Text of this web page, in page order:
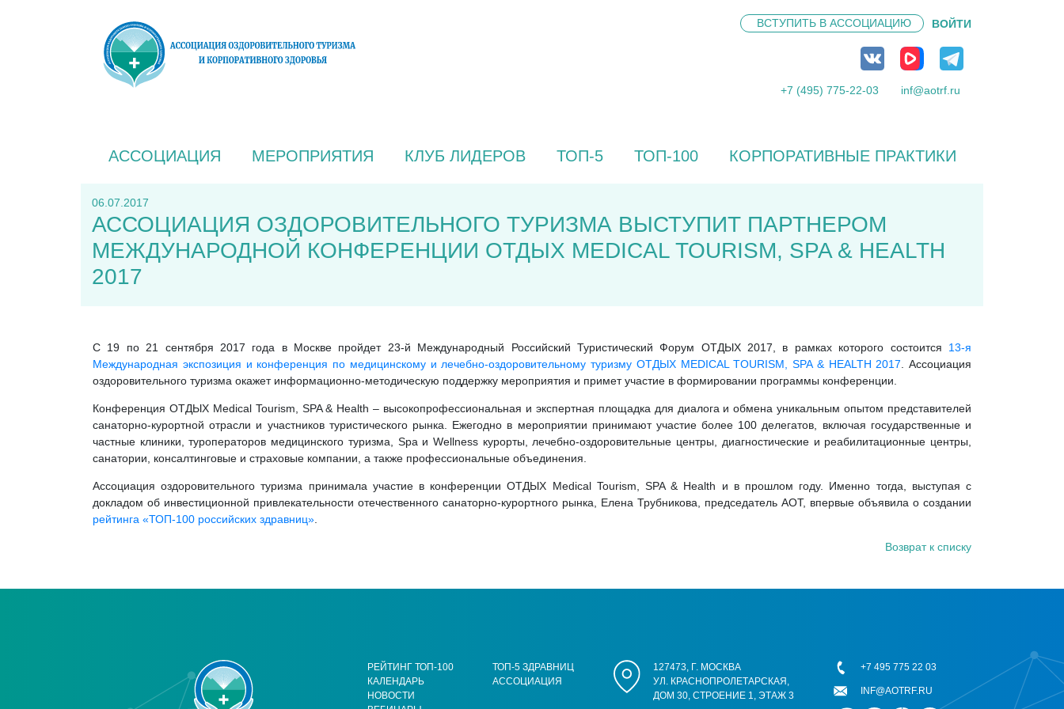
ВСТУПИТЬ В АССОЦИАЦИЮ ВОЙТИ
+7 (495) 775-22-03 inf@aotrf.ru
АССОЦИАЦИЯ МЕРОПРИЯТИЯ КЛУБ ЛИДЕРОВ ТОП-5 ТОП-100 КОРПОРАТИВНЫЕ ПРАКТИКИ
06.07.2017
АССОЦИАЦИЯ ОЗДОРОВИТЕЛЬНОГО ТУРИЗМА ВЫСТУПИТ ПАРТНЕРОМ
МЕЖДУНАРОДНОЙ КОНФЕРЕНЦИИ ОТДЫХ MEDICAL TOURISM, SPA & HEALTH
2017
С 19 по 21 сентября 2017 года в Москве пройдет 23-й Международный Российский Туристический Форум ОТДЫХ 2017, в рамках которого состоится 13-я
Международная экспозиция и конференция по медицинскому и лечебно-оздоровительному туризму ОТДЫХ MEDICAL TOURISM, SPA & HEALTH 2017 . Ассоциация
оздоровительного туризма окажет информационно-методическую поддержку мероприятия и примет участие в формировании программы конференции.
Конференция ОТДЫХ Medical Tourism, SPA & Health – высокопрофессиональная и экспертная площадка для диалога и обмена уникальным опытом представителей
санаторно-курортной отрасли и участников туристического рынка. Ежегодно в мероприятии принимают участие более 100 делегатов, включая государственные и
частные клиники, туроператоров медицинского туризма, Spa и Wellness курорты, лечебно-оздоровительные центры, диагностические и реабилитационные центры,
санатории, консалтинговые и страховые компании, а также профессиональные объединения.
Ассоциация оздоровительного туризма принимала участие в конференции ОТДЫХ Medical Tourism, SPA & Health и в прошлом году. Именно тогда, выступая с
докладом об инвестиционной привлекательности отечественного санаторно-курортного рынка, Елена Трубникова, председатель АОТ, впервые объявила о создании
рейтинга «ТОП-100 российских здравниц»
Возврат к списку
РЕЙТИНГ ТОП-100
КАЛЕНДАРЬ
НОВОСТИ
ТОП-5 ЗДРАВНИЦ
АССОЦИАЦИЯ
127473, Г. МОСКВА
УЛ. КРАСНОПРОЛЕТАРСКАЯ,
ДОМ 30, СТРОЕНИЕ 1, ЭТАЖ 3
+7 495 775 22 03
INF@AOTRF.RU